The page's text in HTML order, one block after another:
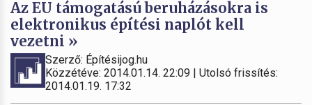
Az EU támogatású beruházásokra is
elektronikus építési naplót kell
vezetni »
Szerző: Építésijog.hu
Közzétéve: 2014.01.14. 22:09 | Utolsó frissítés:
2014.01.19. 17:32